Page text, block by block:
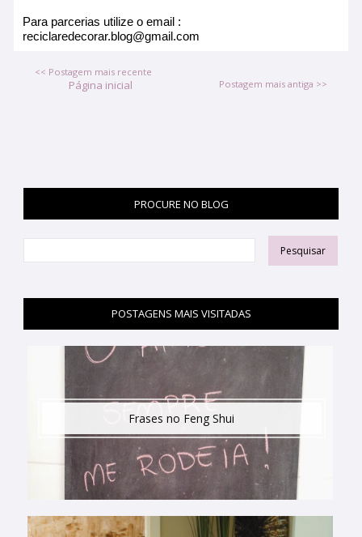
Para parcerias utilize o email :
reciclaredecorar.blog@gmail.com
<< Postagem mais recente
Postagem mais antiga >>
Página inicial
PROCURE NO BLOG
POSTAGENS MAIS VISITADAS
Frases no Feng Shui